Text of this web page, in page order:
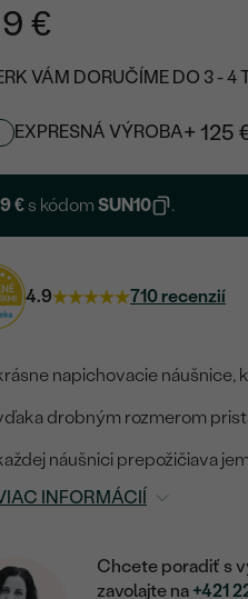
€
VÁM DORUČÍME DO 3 - 4
EXPRESNÁ VÝROBA+ 125
€ s kódomSUN10 .
4.9 710 recenzií
napichovacie náušnice,
drobným rozmerom
náušnici prepožičiava
INFORMÁCIÍ
Chcete poradiť s
zavolajte na +421